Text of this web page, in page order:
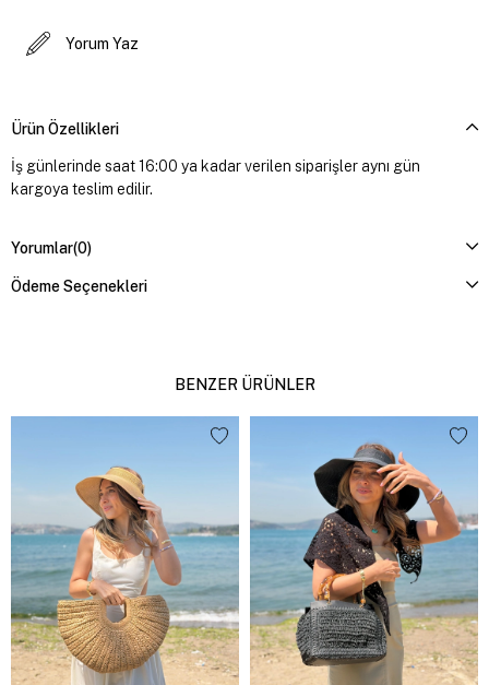
Yorum Yaz
Ürün Özellikleri
İş günlerinde saat 16:00 ya kadar verilen siparişler aynı gün
kargoya teslim edilir.
Yorumlar(0)
Ödeme Seçenekleri
BENZER ÜRÜNLER